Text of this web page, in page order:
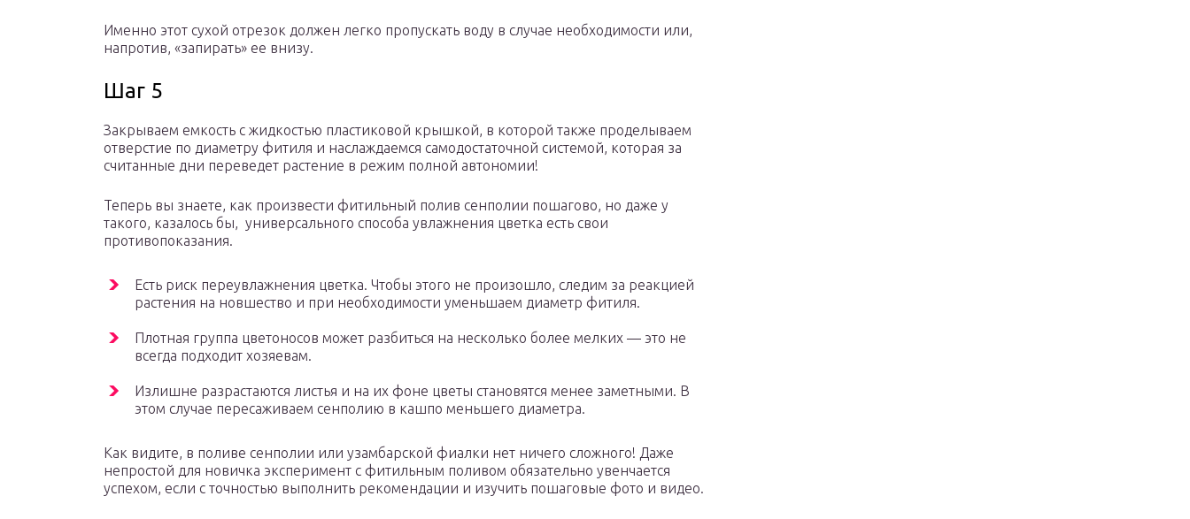
Именно этот сухой отрезок должен легко пропускать воду в случае необходимости или,
напротив, «запирать» ее внизу.
Шаг 5
Закрываем емкость с жидкостью пластиковой крышкой, в которой также проделываем
отверстие по диаметру фитиля и наслаждаемся самодостаточной системой, которая за
считанные дни переведет растение в режим полной автономии!
Теперь вы знаете, как произвести фитильный полив сенполии пошагово, но даже у
такого, казалось бы, универсального способа увлажнения цветка есть свои
противопоказания.
Есть риск переувлажнения цветка. Чтобы этого не произошло, следим за реакцией
растения на новшество и при необходимости уменьшаем диаметр фитиля.
Плотная группа цветоносов может разбиться на несколько более мелких — это не
всегда подходит хозяевам.
Излишне разрастаются листья и на их фоне цветы становятся менее заметными. В
этом случае пересаживаем сенполию в кашпо меньшего диаметра.
Как видите, в поливе сенполии или узамбарской фиалки нет ничего сложного! Даже
непростой для новичка эксперимент с фитильным поливом обязательно увенчается
успехом, если с точностью выполнить рекомендации и изучить пошаговые фото и видео.